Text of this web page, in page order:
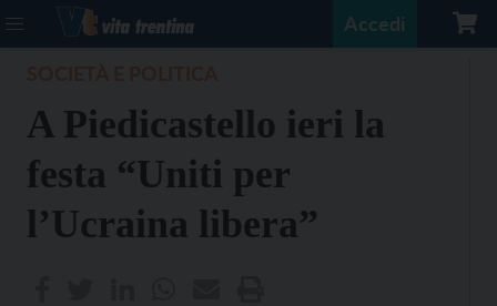
Accedi
A Piedicastello ieri la
festa “Uniti per
l’Ucraina libera”